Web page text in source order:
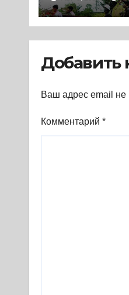
истории с
и Запада
Добавить
Ваш адрес email не
Комментарий *